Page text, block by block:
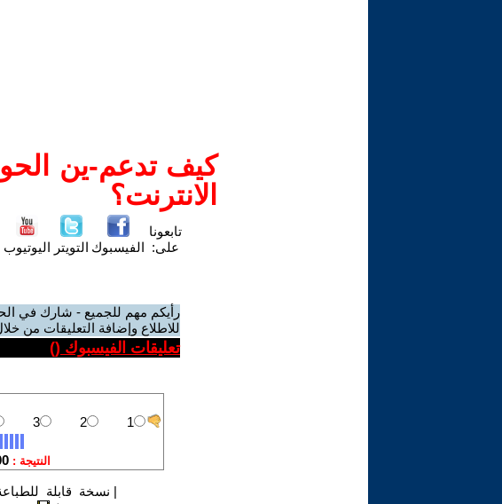
كيف تدعم-ين
الانترنت؟
تابعونا
على: الفيسبوك التويتر اليوتيوب
رأيكم مهم للجميع - شارك في
للاطلاع وإضافة التعليقات من
تعليقات الفيسبوك ()
| نسخة قابلة